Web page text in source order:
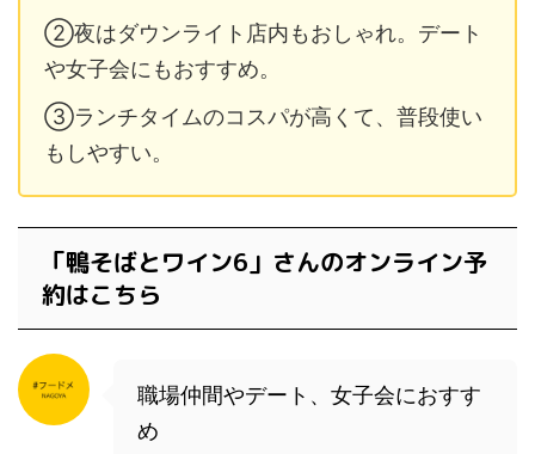
②夜はダウンライト店内もおしゃれ。デート
や女子会にもおすすめ。
③ランチタイムのコスパが高くて、普段使い
もしやすい。
「鴨そばとワイン6」さんのオンライン予
約はこちら
職場仲間やデート、女子会におすす
め